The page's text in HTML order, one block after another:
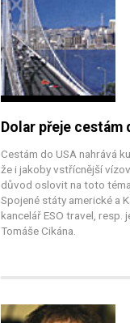
Dolar přeje cestám
Cestám do USA nahrává
že i jakoby vstřícnější
důvod oslovit na toto
Spojené státy americké a
kancelář ESO travel, resp.
Tomáše Cikána.